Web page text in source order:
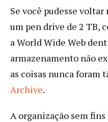
Se você pudesse
um pen drive de 2 TB,
a World Wide Web
armazenamento não
as coisas nunca foram
Archive.
A organização sem